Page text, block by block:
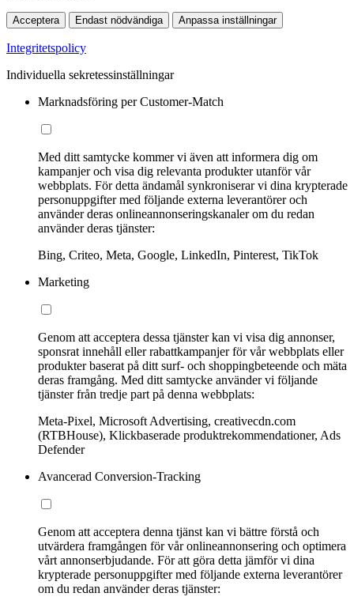
Acceptera Endast nödvändiga Anpassa inställningar
Integritetspolicy
Individuella sekretessinställningar
Marknadsföring per Customer-Match
Med ditt samtycke kommer vi även att informera dig om
kampanjer och visa dig relevanta produkter utanför vår
webbplats. För detta ändamål synkroniserar vi dina krypterade
personuppgifter med följande externa leverantörer och
använder deras onlineannonseringskanaler om du redan
använder deras tjänster:
Bing, Criteo, Meta, Google, LinkedIn, Pinterest, TikTok
Marketing
Genom att acceptera dessa tjänster kan vi visa dig annonser,
sponsrat innehåll eller rabattkampanjer för vår webbplats eller
produkter baserat på ditt surf- och shoppingbeteende och mäta
deras framgång. Med ditt samtycke använder vi följande
tjänster från tredje part på denna webbplats:
Meta-Pixel, Microsoft Advertising, creativecdn.com
(RTBHouse), Klickbaserade produktrekommendationer, Ads
Defender
Avancerad Conversion-Tracking
Genom att acceptera denna tjänst kan vi bättre förstå och
utvärdera framgången för vår onlineannonsering och optimera
vårt annonserbjudande. För att göra detta jämför vi dina
krypterade personuppgifter med följande externa leverantörer
om du redan använder deras tjänster: